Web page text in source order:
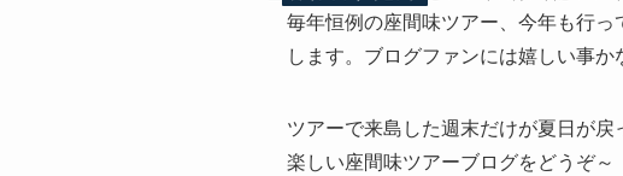
毎年恒例の座間味ツアー、今年も行
します。ブログファンには嬉しい事か
ツアーで来島した週末だけが夏日が
楽しい座間味ツアーブログをどうぞ～